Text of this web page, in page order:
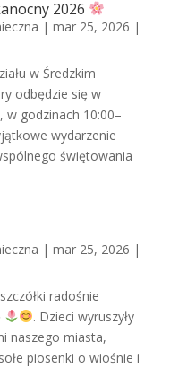
2026
| mar 25, 2026 |
w Średzkim
odbędzie się w
w godzinach 10:00–
wydarzenie
świętowania
| mar 25, 2026 |
radośnie
. Dzieci wyruszyły
naszego miasta,
piosenki o wiośnie i